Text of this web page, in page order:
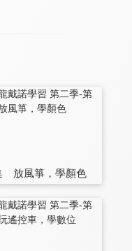
放風箏，學顏色